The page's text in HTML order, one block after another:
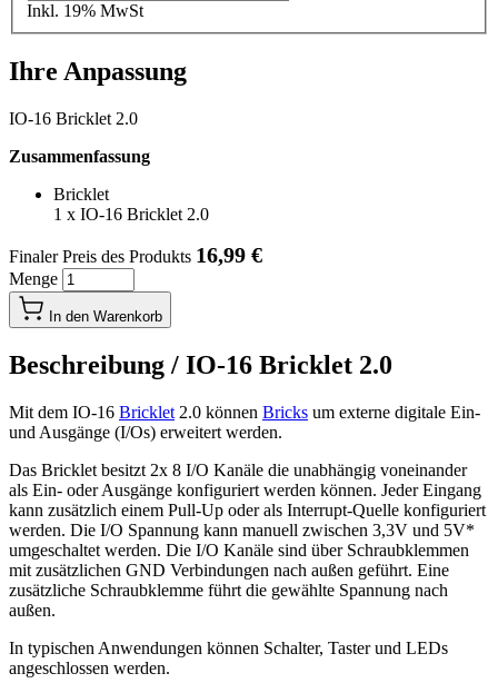
Inkl. 19% MwSt
Ihre Anpassung
IO-16 Bricklet 2.0
Zusammenfassung
Bricklet
1 x IO-16 Bricklet 2.0
Finaler Preis des Produkts 16,99 €
Menge
In den Warenkorb
Beschreibung / IO-16 Bricklet 2.0
Mit dem IO-16 Bricklet 2.0 können Bricks um externe digitale Ein-
und Ausgänge (I/Os) erweitert werden.
Das Bricklet besitzt 2x 8 I/O Kanäle die unabhängig voneinander
als Ein- oder Ausgänge konfiguriert werden können. Jeder Eingang
kann zusätzlich einem Pull-Up oder als Interrupt-Quelle konfiguriert
werden. Die I/O Spannung kann manuell zwischen 3,3V und 5V*
umgeschaltet werden. Die I/O Kanäle sind über Schraubklemmen
mit zusätzlichen GND Verbindungen nach außen geführt. Eine
zusätzliche Schraubklemme führt die gewählte Spannung nach
außen.
In typischen Anwendungen können Schalter, Taster und LEDs
angeschlossen werden.